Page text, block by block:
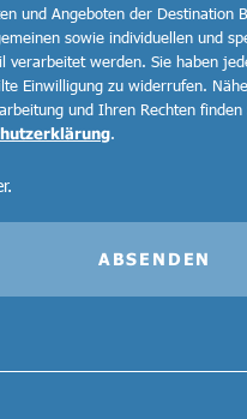
und Angeboten der Destination
sowie individuellen und
verarbeitet werden. Sie haben
Einwilligung zu widerrufen.
und Ihren Rechten
.
ABSENDEN